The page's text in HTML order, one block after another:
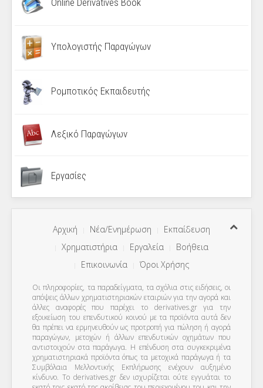
Υπολογιστής Παραγώγων
Ρομποτικός Εκπαιδευτής
Λεξικό Παραγώγων
Εργασίες
Αρχική Νέα/Ενημέρωση
Εκπαίδευση
Χρηματιστήρια
Εργαλεία
Βοήθεια
Επικοινωνία
Όροι Χρήσης
Οι πληροφορίες, τα παραδείγματα, τα σχόλια στις ειδήσεις, οι
απόψεις άλλων χρηματιστηριακών εταιριών για την αγορά και
άλλες αναφορές που παρέχει το derivatives.gr για την
εξοικείωση του επενδυτικού κοινού με τα προϊόντα αυτά δεν
θα πρέπει να ερμηνευθούν ως προτροπή για πώληση ή αγορά
παραγώγων, μετοχών ή άλλων επενδυτικών οχημάτων που
αντιστοιχούν στα παράγωγα. Η επένδυση στα συγκεκριμένα
χρηματιστηριακά προϊόντα όπως τα μετοχικά παράγωγα ή τα
Συμβόλαια Μελλοντικής Εκπλήρωσης ενέχουν αυξημένο
κίνδυνο. Το derivatives.gr δεν ισχυρίζεται ούτε εγγυάται το